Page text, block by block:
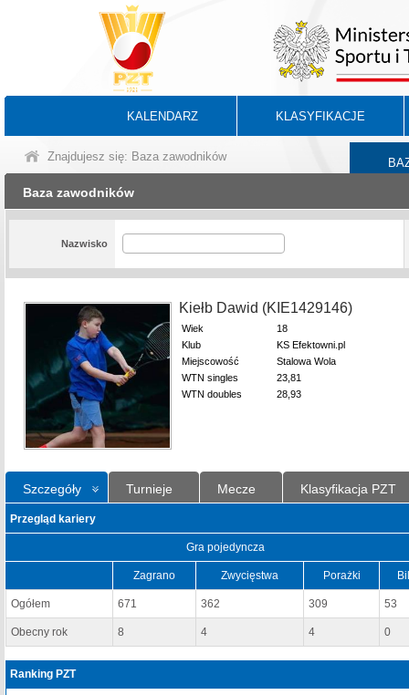
KALENDARZ KLASYFIKACJE
Znajdujesz się: Baza zawodników
Baza zawodników
Nazwisko
Kiełb Dawid (KIE1429146)
Wiek
18
Klub
KS Efektowni.pl
Miejscowość
Stalowa Wola
WTN singles
23,81
WTN doubles
28,93
Szczegóły Turnieje Mecze Klasyfikacja PZT
Przegląd kariery
Gra pojedyncza
Zagrano Zwycięstwa Porażki
Ogółem 671 362 309 53
Obecny rok 8 4 4 0
Ranking PZT